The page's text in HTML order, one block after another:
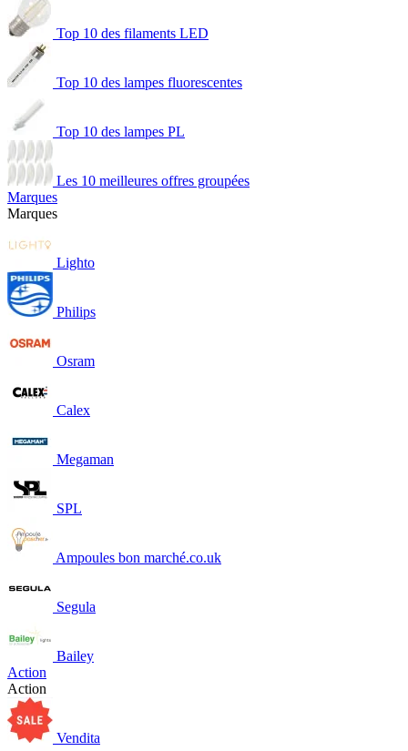
Top 10 des filaments LED
Top 10 des lampes fluorescentes
Top 10 des lampes PL
Les 10 meilleures offres groupées
Marques
Marques
Lighto
Philips
Osram
Calex
Megaman
SPL
Ampoules bon marché.co.uk
Segula
Bailey
Action
Action
Vendita